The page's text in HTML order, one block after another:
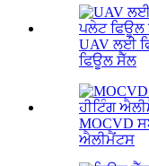
UAV ਲਈ
ਫਿਊਲ ਸੈੱਲ
MOCVD
ਐਲੀਮੈਂਟਸ